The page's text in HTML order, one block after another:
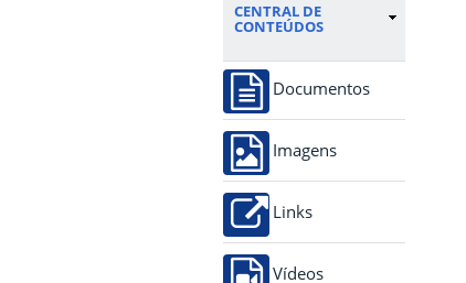
CENTRAL DE
CONTEÚDOS
Documentos
Imagens
Links
Vídeos